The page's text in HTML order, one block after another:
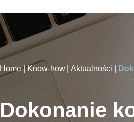
Home |Know-how | Aktualności |
Dokonanie